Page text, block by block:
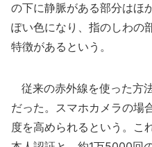
の下に静脈がある部分はほ
ぽい色になり、指のしわの
特徴があるという。
従来の赤外線を使った方
だった。スマホカメラの場
度を高められるという。こ